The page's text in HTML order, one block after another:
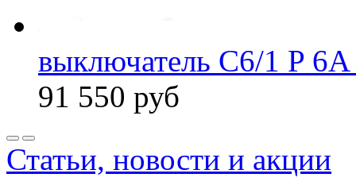
выключатель C6/1 P
91 550 руб
Статьи, новости и акции